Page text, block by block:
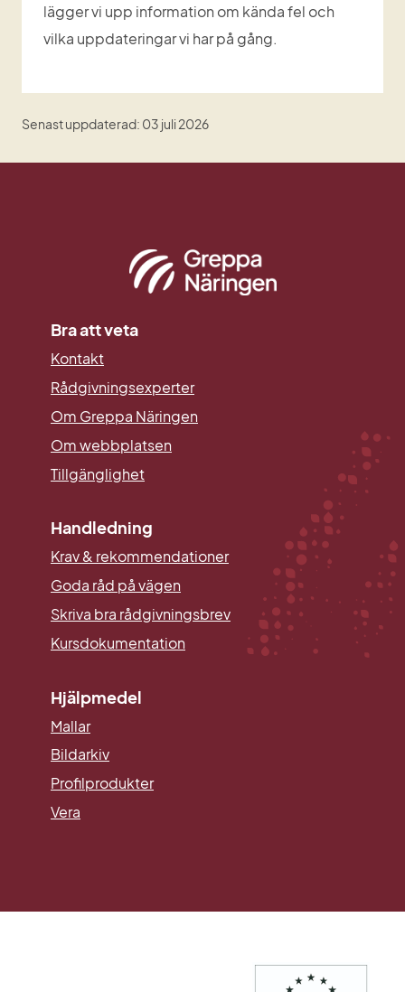
lägger vi upp information om kända fel och
vilka uppdateringar vi har på gång.
Senast uppdaterad: 03 juli 2026
Bra att veta
Kontakt
Rådgivningsexperter
Om Greppa Näringen
Om webbplatsen
Tillgänglighet
Handledning
Krav & rekommendationer
Goda råd på vägen
Skriva bra rådgivningsbrev
Kursdokumentation
Hjälpmedel
Mallar
BildarkivLänk till annan webbplats.
Profilprodukter
Vera